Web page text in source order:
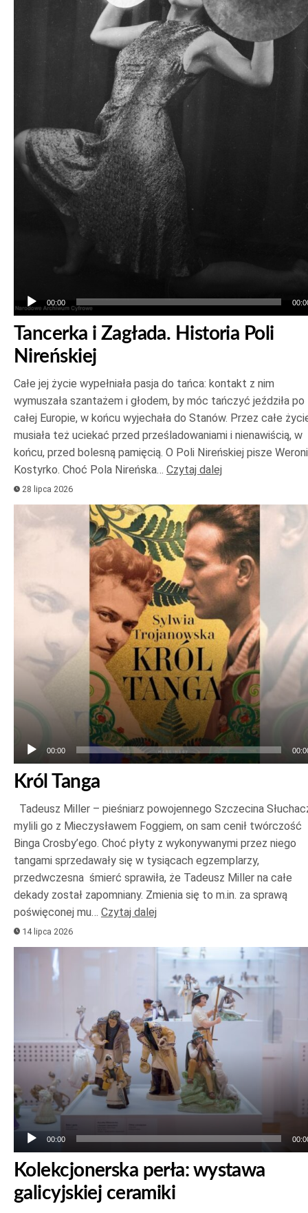
00:00
Tancerka i Zagłada. Historia Poli
Nireńskiej
Całe jej życie wypełniała pasja do tańca: kontakt z nim
wymuszała szantażem i głodem, by móc tańczyć jeździła po
całej Europie, w końcu wyjechała do Stanów. Przez całe
musiała też uciekać przed prześladowaniami i nienawiścią, w
końcu, przed bolesną pamięcią. O Poli Nireńskiej pisze
Kostyrko. Choć Pola Nireńska… Czytaj dalej
28 lipca 2026
plików
00:00
Król Tanga
Tadeusz Miller – pieśniarz powojennego Szczecina
mylili go z Mieczysławem Foggiem, on sam cenił twórczość
Binga Crosby’ego. Choć płyty z wykonywanymi przez niego
tangami sprzedawały się w tysiącach egzemplarzy,
przedwczesna śmierć sprawiła, że Tadeusz Miller na całe
dekady został zapomniany. Zmienia się to m.in. za sprawą
poświęconej mu… Czytaj dalej
14 lipca 2026
Odtwarzacz
00:00
Kolekcjonerska perła: wystawa
galicyjskiej ceramiki